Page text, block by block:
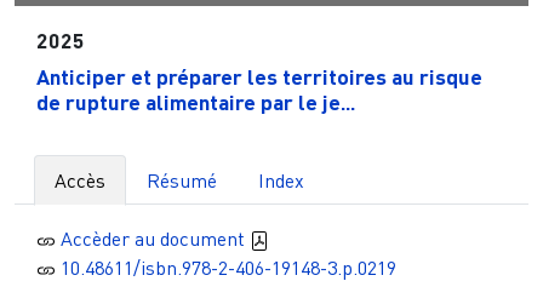
2025
Anticiper et préparer les territoires au risque
de rupture alimentaire par le je...
Accès Résumé Index
Accèder au document
10.48611/isbn.978-2-406-19148-3.p.0219